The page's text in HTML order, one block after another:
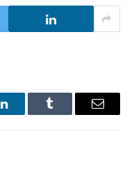
LinkedInTumblr Имэйл